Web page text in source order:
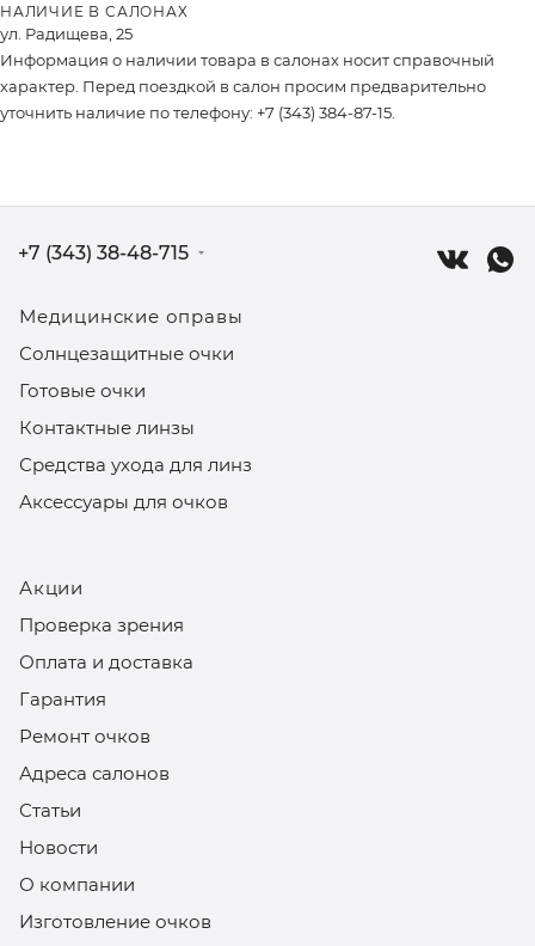
НАЛИЧИЕ В САЛОНАХ
ул. Радищева, 25
Информация о наличии товара в салонах носит справочный
характер. Перед поездкой в салон просим предварительно
уточнить наличие по телефону: +7 (343) 384-87-15.
Медицинские оправы
Солнцезащитные очки
Готовые очки
Контактные линзы
Средства ухода для линз
Аксессуары для очков
Акции
Проверка зрения
Оплата и доставка
Гарантия
Ремонт очков
Адреса салонов
Статьи
Новости
О компании
Изготовление очков
+7 (343) 38-48-715